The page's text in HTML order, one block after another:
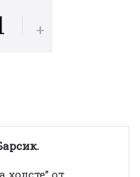
+
от